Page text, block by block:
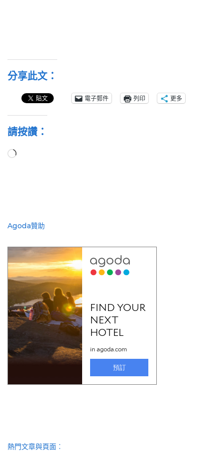
分享此文：
電子郵件 列印 更多
請按讚：
正
Agoda贊助
熱門文章與頁面︰